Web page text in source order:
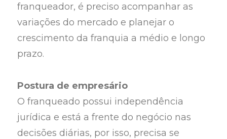
franqueador, é preciso acompanhar as
variações do mercado e planejar o
crescimento da franquia a médio e longo
prazo.
Postura de empresário
O franqueado possui independência
jurídica e está a frente do negócio nas
decisões diárias, por isso, precisa se